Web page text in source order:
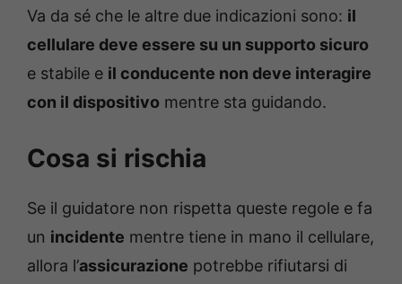
Va da sé che le altre due indicazioni sono: il
cellulare deve essere su un supporto sicuro
e stabile e il conducente non deve interagire
con il dispositivo mentre sta guidando.
Cosa si rischia
Se il guidatore non rispetta queste regole e fa
un incidente mentre tiene in mano il cellulare,
allora l’assicurazione potrebbe rifiutarsi di